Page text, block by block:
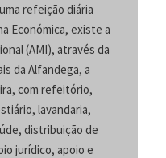
refeição diária
Económica, existe a
(AMI), através da
da Alfandega, a
com refeitório,
lavandaria,
distribuição de
jurídico, apoio e